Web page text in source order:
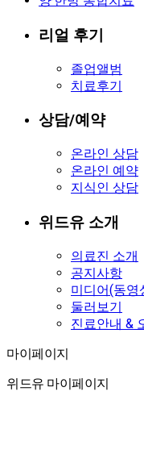
리얼 후기
졸업앨범
치료후기
상담/예약
온라인 상담
온라인 예약
지식인 상담
위드유 소개
의료진 소개
공지사항
미디어(동영
둘러보기
진료안내 &
마이페이지
마이페이지
위드유 마이페이지